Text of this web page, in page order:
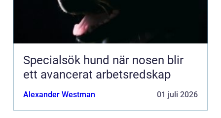
Specialsök hund när nosen blir
ett avancerat arbetsredskap
Alexander Westman 01 juli 2026